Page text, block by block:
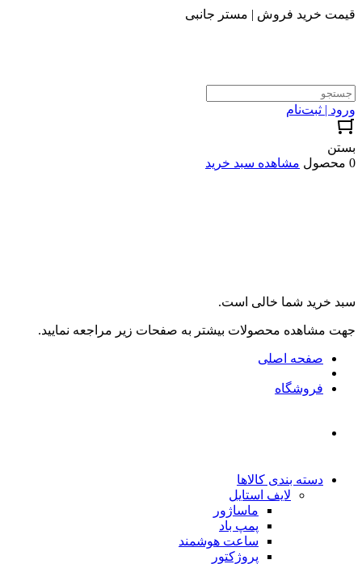
قیمت خرید فروش | مستر جانبی
ورود | ثبت‌نام
بستن
0 محصول
مشاهده سبد خرید
سبد خرید شما خالی است.
جهت مشاهده محصولات بیشتر به صفحات زیر مراجعه نمایید.
صفحه اصلی
فروشگاه
دسته بندی کالاها
لایف استایل
ماساژور
پمپ باد
ساعت هوشمند
پروژکتور